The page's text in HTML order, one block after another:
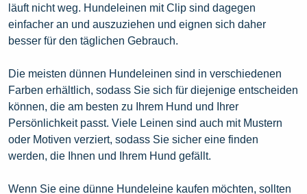
läuft nicht weg. Hundeleinen mit Clip sind dagegen
einfacher an und auszuziehen und eignen sich daher
besser für den täglichen Gebrauch.
Die meisten dünnen Hundeleinen sind in verschiedenen
Farben erhältlich, sodass Sie sich für diejenige entscheiden
können, die am besten zu Ihrem Hund und Ihrer
Persönlichkeit passt. Viele Leinen sind auch mit Mustern
oder Motiven verziert, sodass Sie sicher eine finden
werden, die Ihnen und Ihrem Hund gefällt.
Wenn Sie eine dünne Hundeleine kaufen möchten, sollten